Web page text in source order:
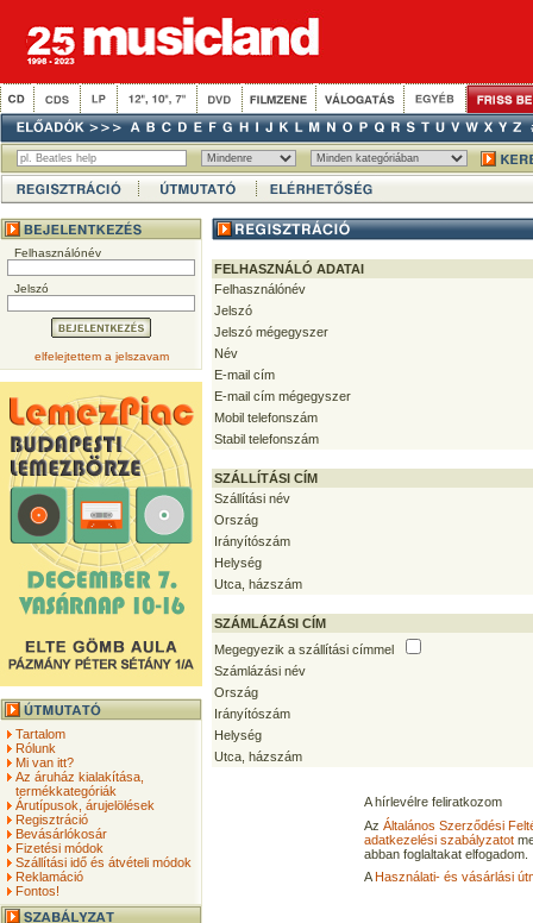
Felhasználónév
Jelszó
elfelejtettem a jelszavam
Tartalom
Rólunk
Mi van itt?
Az áruház kialakítása,
termékkategóriák
Árutípusok, árujelölések
Regisztráció
Bevásárlókosár
Fizetési módok
Szállítási idő és átvételi módok
Reklamáció
Fontos!
FELHASZNÁLÓ ADATAI
Felhasználónév
Jelszó
Jelszó mégegyszer
Név
E-mail cím
E-mail cím mégegyszer
Mobil telefonszám
Stabil telefonszám
SZÁLLÍTÁSI CÍM
Szállítási név
Ország
Irányítószám
Helység
Utca, házszám
SZÁMLÁZÁSI CÍM
Megegyezik a szállítási címmel
Számlázási név
Ország
Irányítószám
Helység
Utca, házszám
A hírlevélre feliratkozom
Az Általános Szerződési
adatkezelési szabályzatot
abban foglaltakat elfogadom.
AHasználati- és vásárlási